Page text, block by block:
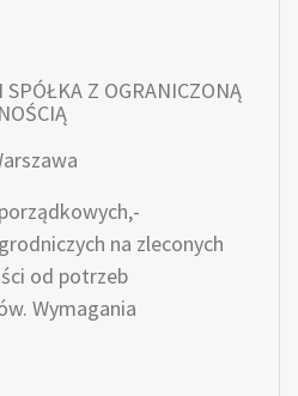
Z OGRANICZONĄ
na zleconych
od potrzeb
Wymagania